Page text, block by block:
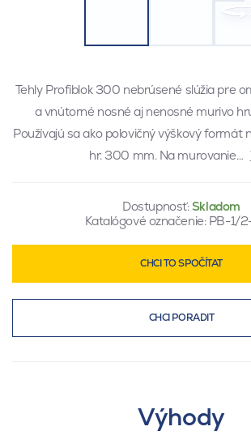
Tehly Profiblok 300 nebrúsené slúžia pre
a vnútorné nosné aj nenosné murivo
Používajú sa ako polovičný výškový formát
hr. 300 mm. Na murovanie…
Dostupnosť:Skladom
Katalógové označenie: PB-1/
CHCI TO SPOČÍTAT
CHCI PORADIT
Výhody